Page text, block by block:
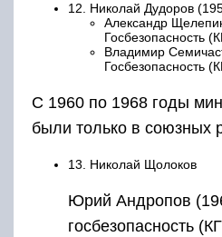
12. Николай Дудоров
Александр
Госбезопасность
Владимир
Госбезопасность
С 1960 по 1968 годы
были только в союзных
13. Николай Щолоков
Юрий Андропов
госбезопасность